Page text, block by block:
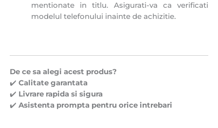
mentionate in titlu. Asigurati-va ca verificati
modelul telefonului inainte de achizitie.
De ce sa alegi acest produs?
✔️ Calitate garantata
✔️ Livrare rapida si sigura
✔️ Asistenta prompta pentru orice intrebari